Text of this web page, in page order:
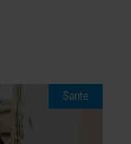
Sante